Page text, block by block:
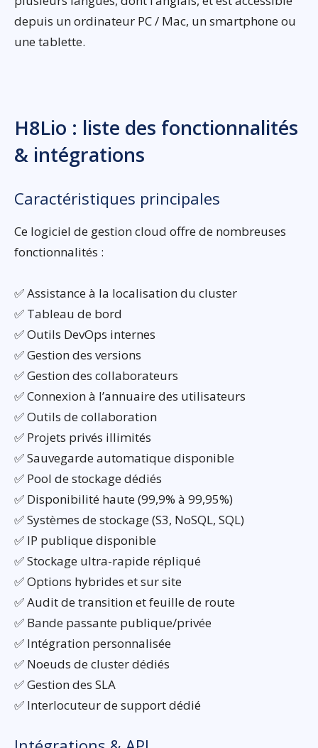
depuis un ordinateur PC / Mac, un smartphone ou
une tablette.
H8Lio : liste des fonctionnalités
& intégrations
Caractéristiques principales
Ce logiciel de gestion cloud offre de nombreuses
fonctionnalités :
✅ Assistance à la localisation du cluster
✅ Tableau de bord
✅ Outils DevOps internes
✅ Gestion des versions
✅ Gestion des collaborateurs
✅ Connexion à l’annuaire des utilisateurs
✅ Outils de collaboration
✅ Projets privés illimités
✅ Sauvegarde automatique disponible
✅ Pool de stockage dédiés
✅ Disponibilité haute (99,9% à 99,95%)
✅ Systèmes de stockage (S3, NoSQL, SQL)
✅ IP publique disponible
✅ Stockage ultra-rapide répliqué
✅ Options hybrides et sur site
✅ Audit de transition et feuille de route
✅ Bande passante publique/privée
✅ Intégration personnalisée
✅ Noeuds de cluster dédiés
✅ Gestion des SLA
✅ Interlocuteur de support dédié